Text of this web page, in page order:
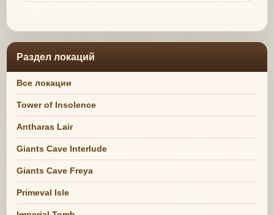
Раздел локаций
Все локации
Tower of Insolence
Antharas Lair
Giants Cave Interlude
Giants Cave Freya
Primeval Isle